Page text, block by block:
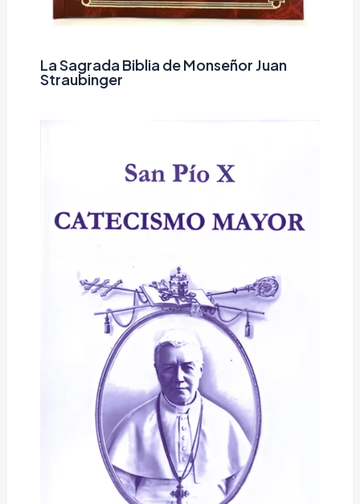
La Sagrada Biblia de Monseñor Juan
Straubinger